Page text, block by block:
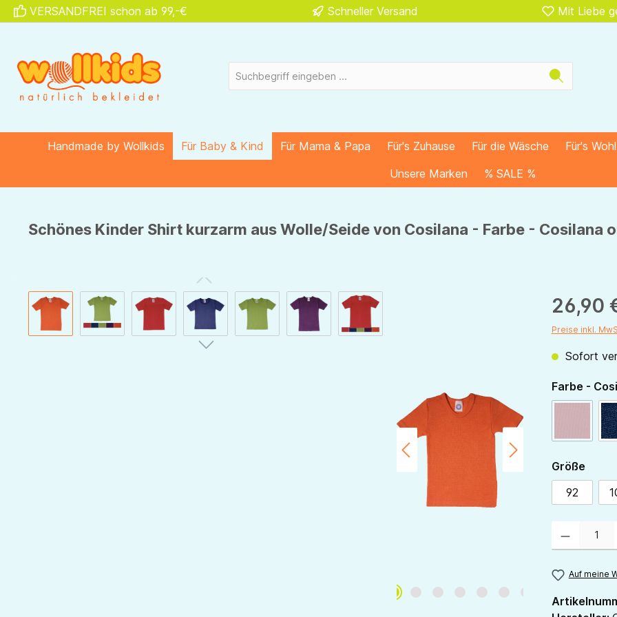
Zur Hauptnavigation springen
VERSANDFREI schon ab 99,-€ Schneller Versand Mit Liebe
Handmade by Wollkids Für Baby & Kind Für Mama & Papa Für's Zuhause Für die Wäsche Für's
Unsere Marken
% SALE %
Schönes Kinder Shirt kurzarm aus Wolle/Seide von Cosilana - Farbe - Cosilana
Bildergalerie überspringen 26,90
Preise inkl.
Sofort
Farbe -
(Diese
Größe
92
Auf meine